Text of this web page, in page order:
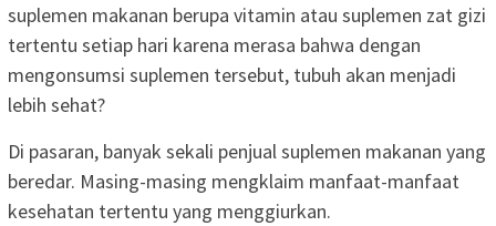
suplemen makanan berupa vitamin atau suplemen zat gizi
tertentu setiap hari karena merasa bahwa dengan
mengonsumsi suplemen tersebut, tubuh akan menjadi
lebih sehat?
Di pasaran, banyak sekali penjual suplemen makanan yang
beredar. Masing-masing mengklaim manfaat-manfaat
kesehatan tertentu yang menggiurkan.